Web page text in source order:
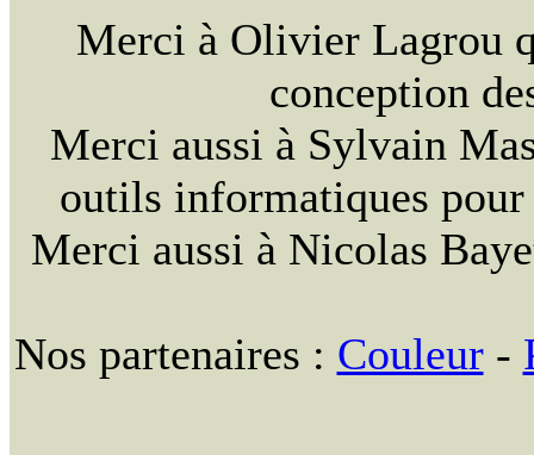
Merci à Olivier Lagrou
conception
Merci aussi à Sylvain
outils informatiques
Merci aussi à Nicolas
Nos partenaires : Couleur-